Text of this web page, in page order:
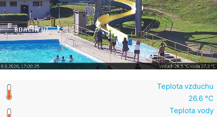
Teplota vzduchu
26.6 °C
Teplota vody